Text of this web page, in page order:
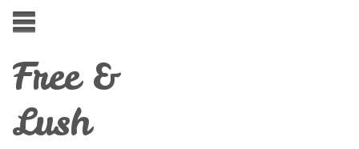
Free &
Lush